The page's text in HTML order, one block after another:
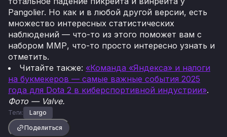
Pangolier. Но как и в любой другой версии, есть
множество интересных статистических
наблюдений — что-то из этого поможет вам с
набором ММР, что-то просто интересно узнать и
отметить.
Читайте также: «Команда «Яндекса» и налоги
на букмекеров — самые важные события 2025
года для Dota 2 в киберспортивной индустрии».
Фото — Valve.
Теги:
Largo
Поделиться